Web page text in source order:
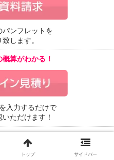
パンフレットを
します。
算がわかる！
入力するだけで
ただけます！
ための第一歩
トップ サイドバー